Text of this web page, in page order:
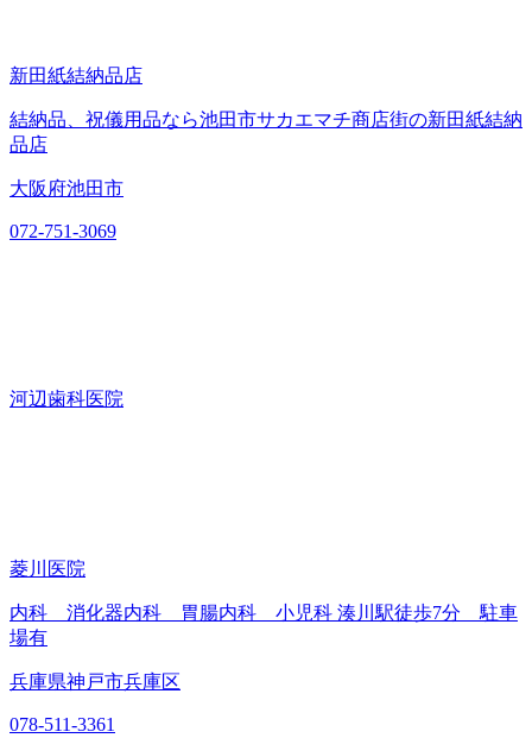
新田紙結納品店
結納品、祝儀用品なら池田市サカエマチ商店街の新田紙結納
品店
大阪府池田市
072-751-3069
河辺歯科医院
菱川医院
内科 消化器内科 胃腸内科 小児科 湊川駅徒歩7分 駐車
場有
兵庫県神戸市兵庫区
078-511-3361